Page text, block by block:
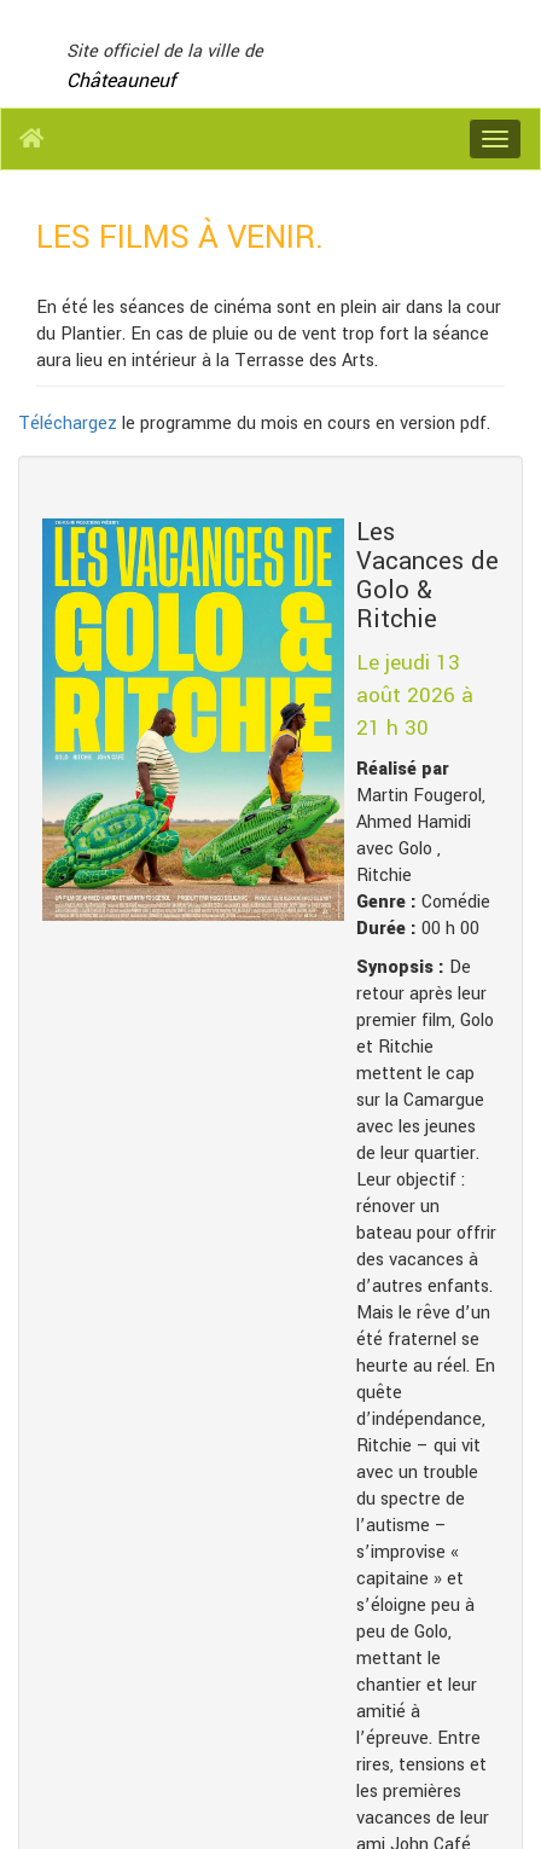
Site officiel de la ville de
Châteauneuf
Menu
LES FILMS À VENIR.
En été les séances de cinéma sont en plein air dans la cour
du Plantier. En cas de pluie ou de vent trop fort la séance
aura lieu en intérieur à la Terrasse des Arts.
Téléchargez le programme du mois en cours en version pdf.
Les
Vacances de
Golo &
Ritchie
Le jeudi 13
août 2026 à
21 h 30
Réalisé par
Martin Fougerol,
Ahmed Hamidi
avec Golo ,
Ritchie
Genre : Comédie
Durée : 00 h 00
Synopsis : De
retour après leur
premier film, Golo
et Ritchie
mettent le cap
sur la Camargue
avec les jeunes
de leur quartier.
Leur objectif :
rénover un
bateau pour offrir
des vacances à
d’autres enfants.
Mais le rêve d’un
été fraternel se
heurte au réel. En
quête
d’indépendance,
Ritchie – qui vit
avec un trouble
du spectre de
l’autisme –
s’improvise «
capitaine » et
s’éloigne peu à
peu de Golo,
mettant le
chantier et leur
amitié à
l’épreuve. Entre
rires, tensions et
les premières
vacances de leur